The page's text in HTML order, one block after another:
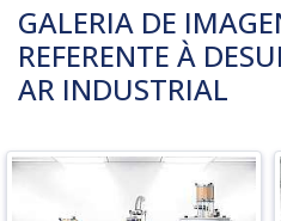
GALERIA DE
REFERENTE À
AR INDUSTRIAL